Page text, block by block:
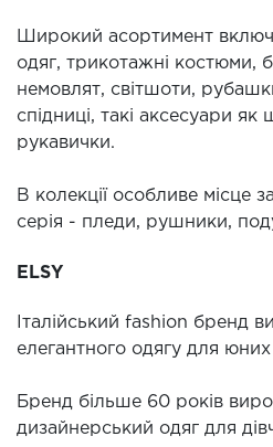
Широкий асортимент
одяг, трикотажні костюми,
немовлят, світшоти,
спідниці, такі аксесуари
рукавички.
В колекції особливе місце
серія - пледи, рушники,
ELSY
Італійський fashion бренд
елегантного одягу для юних
Бренд більше 60 років
дизайнерський одяг для